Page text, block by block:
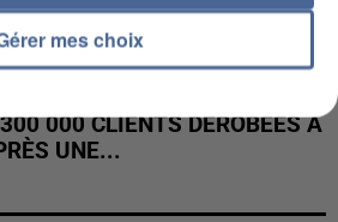
000 CLIENTS DÉROBÉES À
UNE...
mes choix